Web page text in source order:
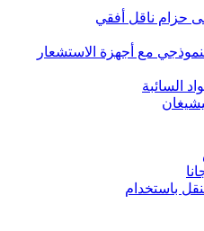
حزام ناقل أفقي
مع أجهزة الاستشعار
السائبة
باستخدام